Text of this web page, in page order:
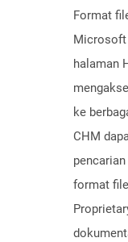
Format
Microsoft
halaman
ke
CHM
format